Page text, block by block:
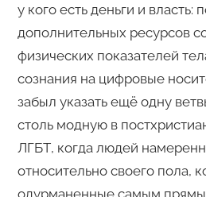
у кого есть деньги и власть:
дополнительных ресурсов
физических показателей
сознания на цифровые
забыл указать ещё одну
столь модную в
ЛГБТ, когда людей
относительно своего пола,